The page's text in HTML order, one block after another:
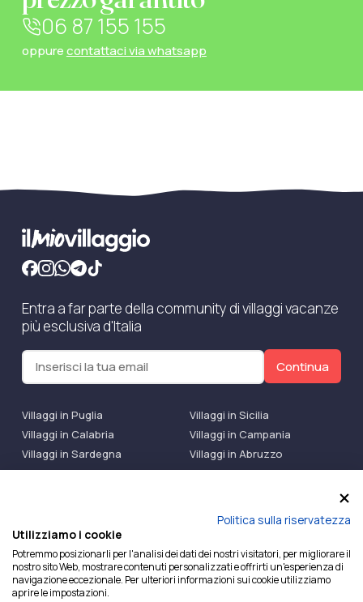
06 87 155 155
oppurecontattaci via whatsapp
Entra a far parte della community di villaggi vacanze
più esclusiva d'Italia
Continua
Villaggi in Puglia
Villaggi in Sicilia
Villaggi in Calabria
Villaggi in Campania
Villaggi in Sardegna
Villaggi in Abruzzo
Villaggi Bluserena
Villaggi TH Resort
Ilmiovillaggio è un marchio di Ekiwi S.r.l.
Licenza Agenzia Viaggi e Turismo n° 2015/0133251 del
26/02/2015 e coperta da RC per Agenzia di Viaggi n°
OX00081147 REVO Specialty LiabilityXTravel Agencies.
Politica sulla riservatezza
Utilizziamo i cookie
Potremmo posizionarli per l'analisi dei dati dei nostri visitatori, per migliorare il
nostro sito Web, mostrare contenuti personalizzati e offrirti un'esperienza di
navigazione eccezionale. Per ulteriori informazioni sui cookie utilizziamo
aprire le impostazioni.